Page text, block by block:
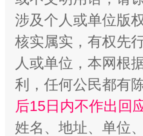
这是一记警钟！
涉及个人或单位版
核实属实，有权先
人或单位，本网根
利，任何公民都有
后15日内不作出回
姓名、地址、单位